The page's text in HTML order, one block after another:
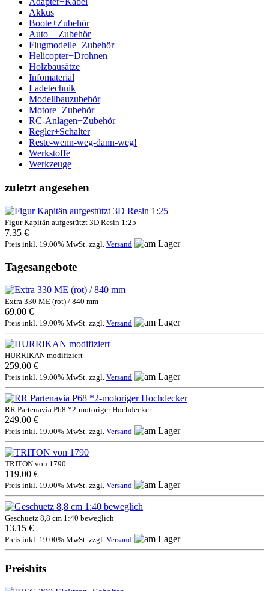
Akkus
Boote+Zubehör
Auto + Zubehör
Flugmodelle+Zubehör
Helicopter+Drohnen
Holzbausätze
Infomaterial
Ladetechnik
Modellbauzubehör
Motore+Zubehör
RC-Anlagen+Zubehör
Regler+Schalter
Reste-wenn-weg-dann-weg!
Werkstoffe
Werkzeuge
zuletzt angesehen
Figur Kapitän aufgestützt 3D Resin 1:25
7.35 €
Preis inkl. 19.00% MwSt. zzgl. Versand
Tagesangebote
Extra 330 ME (rot) / 840 mm
69.00 €
Preis inkl. 19.00% MwSt. zzgl. Versand
HURRIKAN modifiziert
259.00 €
Preis inkl. 19.00% MwSt. zzgl. Versand
RR Partenavia P68 *2-motoriger Hochdecker
249.00 €
Preis inkl. 19.00% MwSt. zzgl. Versand
TRITON von 1790
119.00 €
Preis inkl. 19.00% MwSt. zzgl. Versand
Geschuetz 8,8 cm 1:40 beweglich
13.15 €
Preis inkl. 19.00% MwSt. zzgl. Versand
Preishits